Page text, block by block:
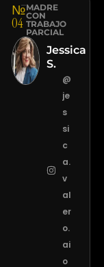
№
04
MADRE
CON
TRABAJO
PARCIAL
Jessica
S.
@
je
s
si
c
a.
v
al
er
o.
ai
o